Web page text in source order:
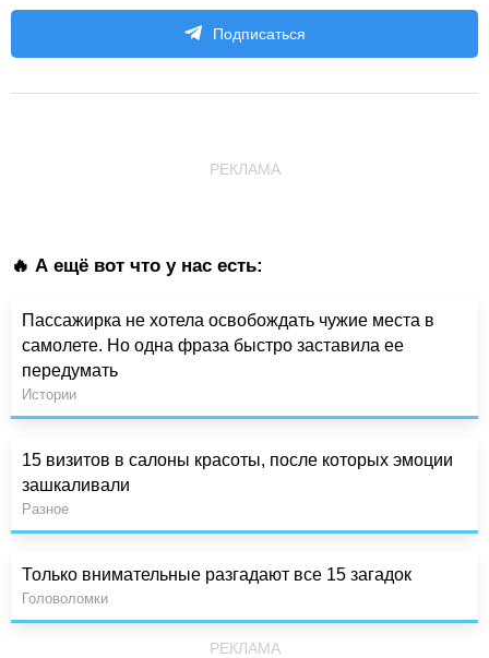
Подписаться
РЕКЛАМА
🔥 А ещё вот что у нас есть:
Пассажирка не хотела освобождать чужие места в
самолете. Но одна фраза быстро заставила ее
передумать
Истории
15 визитов в салоны красоты, после которых эмоции
зашкаливали
Разное
Только внимательные разгадают все 15 загадок
Головоломки
РЕКЛАМА